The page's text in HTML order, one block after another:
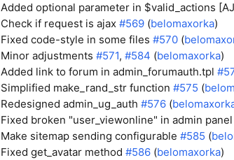
Added optional parameter in $valid_actions
Check if request is ajax #569 (belomaxorka)
Fixed code-style in some files #570 (
Minor adjustments #571, #584 (belomaxorka)
Added link to forum in admin_forumauth.tpl
Simplified make_rand_str function #575 (
Redesigned admin_ug_auth #576 (
Fixed broken "user_viewonline" in admin panel
Make sitemap sending configurable #585 (
Fixed get_avatar method #586 (belomaxorka)